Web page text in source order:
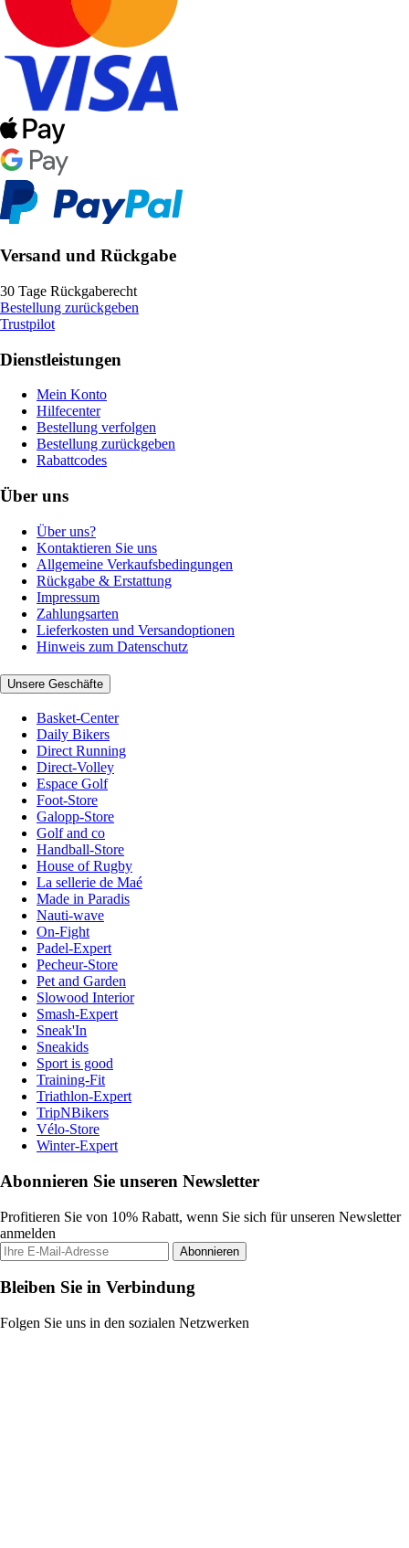
Versand und Rückgabe
30 Tage Rückgaberecht
Bestellung zurückgeben
Trustpilot
Dienstleistungen
Mein Konto
Hilfecenter
Bestellung verfolgen
Bestellung zurückgeben
Rabattcodes
Über uns
Über uns?
Kontaktieren Sie uns
Allgemeine Verkaufsbedingungen
Rückgabe & Erstattung
Impressum
Zahlungsarten
Lieferkosten und Versandoptionen
Hinweis zum Datenschutz
Unsere Geschäfte
Basket-Center
Daily Bikers
Direct Running
Direct-Volley
Espace Golf
Foot-Store
Galopp-Store
Golf and co
Handball-Store
House of Rugby
La sellerie de Maé
Made in Paradis
Nauti-wave
On-Fight
Padel-Expert
Pecheur-Store
Pet and Garden
Slowood Interior
Smash-Expert
Sneak'In
Sneakids
Sport is good
Training-Fit
Triathlon-Expert
TripNBikers
Vélo-Store
Winter-Expert
Abonnieren Sie unseren Newsletter
Profitieren Sie von 10% Rabatt, wenn Sie sich für unseren Newsletter
anmelden
Abonnieren
Bleiben Sie in Verbindung
Folgen Sie uns in den sozialen Netzwerken